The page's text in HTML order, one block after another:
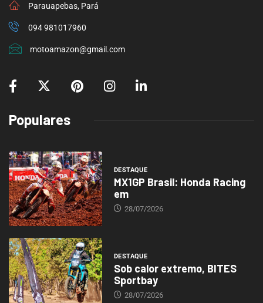
Parauapebas, Pará
094 981017960
motoamazon@gmail.com
Populares
DESTAQUE
MX1GP Brasil: Honda Racing
em
28/07/2026
DESTAQUE
Sob calor extremo, BITES
Sportbay
28/07/2026